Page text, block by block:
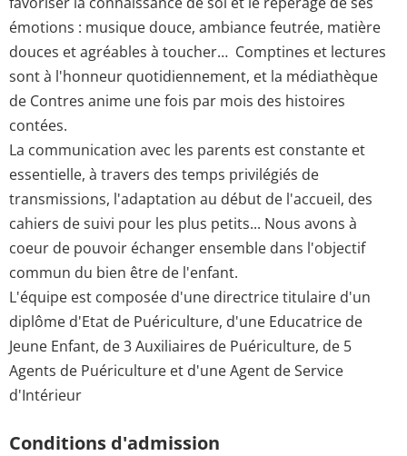
émotions : musique douce, ambiance feutrée, matière
douces et agréables à toucher… Comptines et lectures
sont à l'honneur quotidiennement, et la médiathèque
de Contres anime une fois par mois des histoires
contées.
La communication avec les parents est constante et
essentielle, à travers des temps privilégiés de
transmissions, l'adaptation au début de l'accueil, des
cahiers de suivi pour les plus petits... Nous avons à
coeur de pouvoir échanger ensemble dans l'objectif
commun du bien être de l'enfant.
L'équipe est composée d'une directrice titulaire d'un
diplôme d'Etat de Puériculture, d'une Educatrice de
Jeune Enfant, de 3 Auxiliaires de Puériculture, de 5
Agents de Puériculture et d'une Agent de Service
d'Intérieur
Conditions d'admission